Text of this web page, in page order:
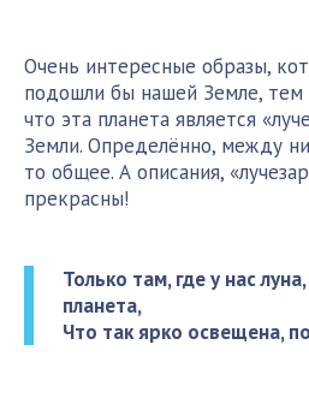
Очень интересные образы,
подошли бы нашей Земле, тем
что эта планета является
Земли. Определённо, между
то общее. А описания,
прекрасны!
Только там, где у нас
планета,
Что так ярко освещена,